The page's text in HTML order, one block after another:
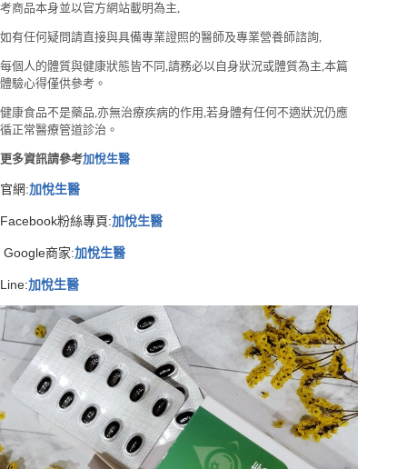
考商品本身並以官方網站載明為主,
如有任何疑問請直接與具備專業證照的醫師及專業營養師諮詢,
每個人的體質與健康狀態皆不同,請務必以自身狀況或體質為主,本篇
體驗心得僅供參考。
健康食品不是藥品,亦無治療疾病的作用,若身體有任何不適狀況仍應
循正常醫療管道診治。
更多資訊請參考加悅生醫
官網:加悅生醫
Facebook粉絲專頁:加悅生醫
Google商家:加悅生醫
Line:加悅生醫